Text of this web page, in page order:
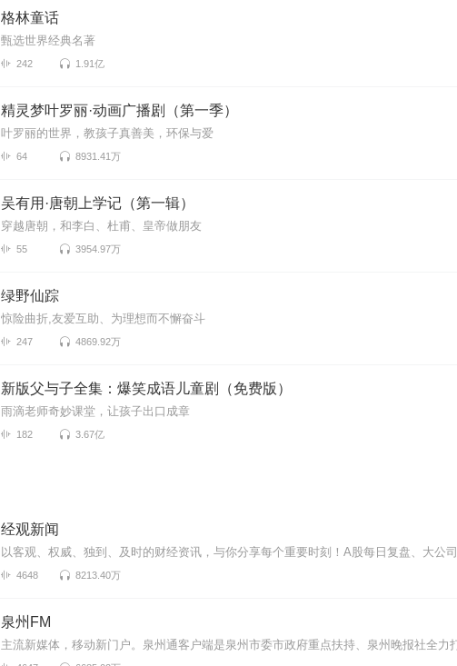
格林童话
甄选世界经典名著
242 1.91亿
精灵梦叶罗丽·动画广播剧（第一季）
叶罗丽的世界，教孩子真善美，环保与爱
64 8931.41万
吴有用·唐朝上学记（第一辑）
穿越唐朝，和李白、杜甫、皇帝做朋友
55 3954.97万
绿野仙踪
惊险曲折,友爱互助、为理想而不懈奋斗
247 4869.92万
新版父与子全集：爆笑成语儿童剧（免费版）
雨滴老师奇妙课堂，让孩子出口成章
182 3.67亿
经观新闻
以客观、权威、独到、及时的财经资讯，与你分享每个重要时刻！A股每日复盘、大公
4648 8213.40万
泉州FM
主流新媒体，移动新门户。泉州通客户端是泉州市委市政府重点扶持、泉州晚报社全力